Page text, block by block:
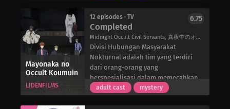
kemarahan dan kebencian, Tanjirou
bersumpah untuk membalaskan
dendam keluarganya dan tetap
berada di sisi satu-satunya
saudaranya yang tersisa. Bersama
kelompok misterius yang
menamakan diri mereka Korps
Pembasmi Iblis, Tanjirou akan
Takezou mengizinkan anak
bermasalah ini untuk bergabung,
bersama dengan pemain koto yang
ajaib, Satowa Houzuki, dan tiga
orang teman Chika yang penuh
semangat. Kono Oto Tomare!
mengikuti perjalanan grup musik
yang ceria ini saat mereka bercita-
bersama dengan sepucuk surat yang
berisi informasi tentang keberadaan
berbagai dunia paralel. Awalnya
Takuya tidak menganggapnya serius,
tetapi segera dia menyadari bahwa
dia memiliki perangkat yang
memungkinkannya melakukan
perjalanan ke dimensi lain. Apakah
Mayonaka no
Occult Koumuin
LIDENFILMS
12 episodes · TV
Completed
Midnight Occult Civil Servants, 真夜中のオカルト公務員
6.75
Divisi Hubungan Masyarakat
Nokturnal adalah tim yang terdiri
dari orang-orang yang
berspesialisasi dalam memecahkan
kasus-kasus yang melibatkan
adult cast mystery